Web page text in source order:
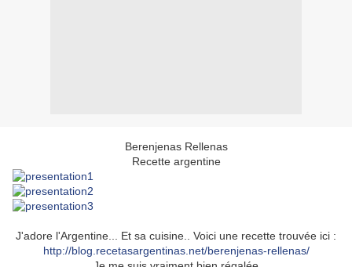
Berenjenas Rellenas
Recette argentine
J'adore l'Argentine... Et sa cuisine.. Voici une recette trouvée ici :
http://blog.recetasargentinas.net/berenjenas-rellenas/